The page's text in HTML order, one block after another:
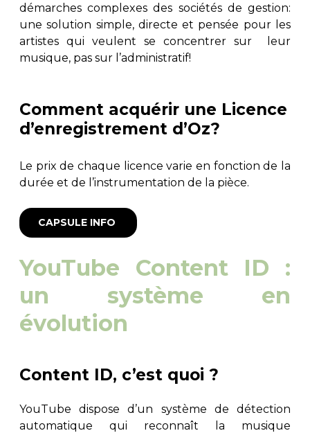
démarches complexes des sociétés de gestion:
une solution simple, directe et pensée pour les
artistes qui veulent se concentrer sur leur
musique, pas sur l’administratif!
Comment acquérir une Licence
d’enregistrement d’Oz?
Le prix de chaque licence varie en fonction de la
durée et de l’instrumentation de la pièce.
CAPSULE INFO
YouTube Content ID :
un système en
évolution
Content ID, c’est quoi ?
YouTube dispose d’un système de détection
automatique qui reconnaît la musique